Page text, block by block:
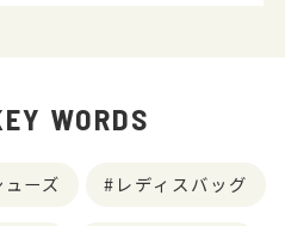
WORDS
ーズ レディスバッグ